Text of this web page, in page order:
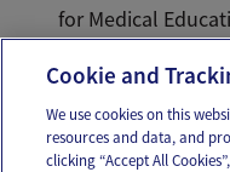
for Medical
Email Text
Cookie and
We use cookies on this
resources and data, and
clicking “Accept All